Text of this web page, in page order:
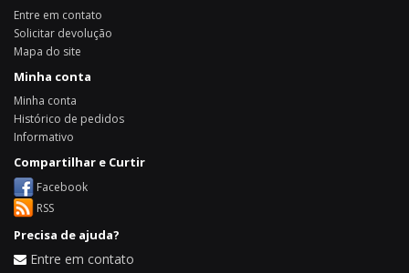
Entre em contato
Solicitar devolução
Mapa do site
Minha conta
Minha conta
Histórico de pedidos
Informativo
Compartilhar e Curtir
Facebook
RSS
Precisa de ajuda?
Entre em contato